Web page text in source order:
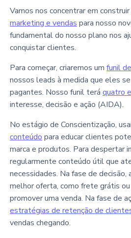
Vamos nos concentrar em
marketing e vendas para nosso
fundamental do nosso plano nos
conquistar clientes.
Para começar, criaremos um funil
nossos leads à medida que eles
pagantes. Nosso funil terá quatro
interesse, decisão e ação (AIDA).
No estágio de Conscientização,
conteúdo para educar clientes
marca e produtos. Para despertar
regularmente conteúdo útil que
necessidades. Na fase de
melhor oferta, como frete grátis
promover uma venda. Na fase de
estratégias de retenção de
vendas chegando.